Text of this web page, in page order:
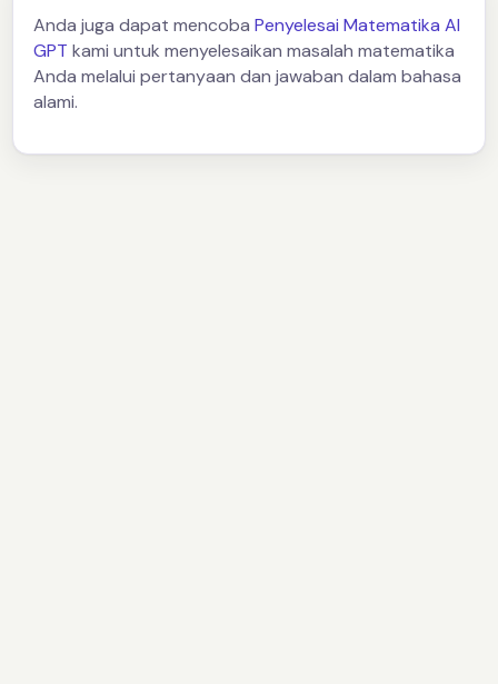
Anda juga dapat mencobaPenyelesai Matematika AI
GPT kami untuk menyelesaikan masalah matematika
Anda melalui pertanyaan dan jawaban dalam bahasa
alami.